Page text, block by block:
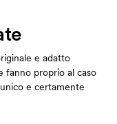
e adatto
fanno proprio al caso
e certamente